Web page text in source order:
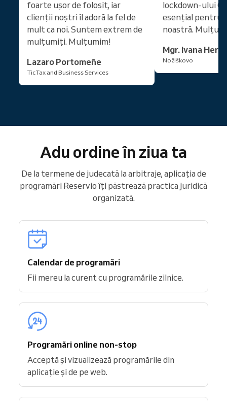
foarte ușor de folosit, iar
clienții noștri îl adoră la fel de
mult ca noi. Suntem extrem de
mulțumiți. Mulțumim!
Lazaro Portomeñe
TicTax and Business Services
lockdown-ului
esențial pentru
noastră.
Mgr. Ivana
Nožiškovo
Adu ordine în ziua ta
De la termene de judecată la arbitraje, aplicația de
programări Reservio îți păstrează practica juridică
organizată.
Calendar de programări
Fii mereu la curent cu programările zilnice.
Programări online non-stop
Acceptă și vizualizează programările din
aplicație și de pe web.